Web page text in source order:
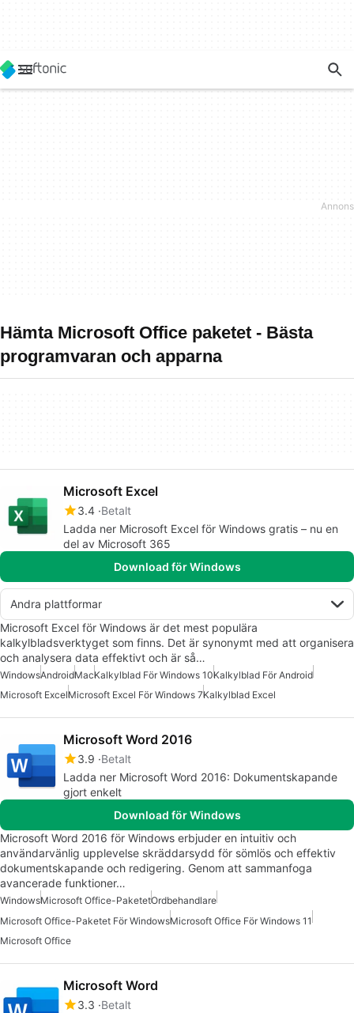
Hämta Microsoft Office paketet - Bästa
programvaran och apparna
Microsoft Excel
3.4 Betalt
Ladda ner Microsoft Excel för Windows gratis – nu en
del av Microsoft 365
Download för Windows
Andra plattformar
Microsoft Excel för Windows är det mest populära
kalkylbladsverktyget som finns. Det är synonymt med att organisera
och analysera data effektivt och är så…
WindowsAndroidMacKalkylblad För Windows 10Kalkylblad För Android
Microsoft ExcelMicrosoft Excel För Windows 7Kalkylblad Excel
Microsoft Word 2016
3.9 Betalt
Ladda ner Microsoft Word 2016: Dokumentskapande
gjort enkelt
Download för Windows
Microsoft Word 2016 för Windows erbjuder en intuitiv och
användarvänlig upplevelse skräddarsydd för sömlös och effektiv
dokumentskapande och redigering. Genom att sammanfoga
avancerade funktioner…
WindowsMicrosoft Office-PaketetOrdbehandlare
Microsoft Office-Paketet För WindowsMicrosoft Office För Windows 11
Microsoft Office
Microsoft Word
3.3 Betalt